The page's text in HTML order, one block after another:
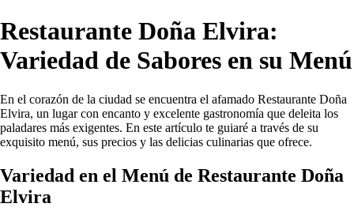
Restaurante Doña Elvira:
Variedad de Sabores en su Menú
En el corazón de la ciudad se encuentra el afamado Restaurante Doña
Elvira, un lugar con encanto y excelente gastronomía que deleita los
paladares más exigentes. En este artículo te guiaré a través de su
exquisito menú, sus precios y las delicias culinarias que ofrece.
Variedad en el Menú de Restaurante Doña
Elvira